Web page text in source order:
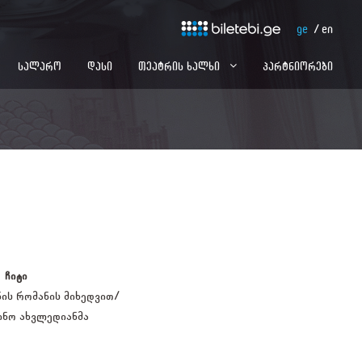
ge en
სალარო დასი თეატრის ხალხი პარტნიორები
ჩიტი
რომანის მიხედვით/
ახვლედიანმა